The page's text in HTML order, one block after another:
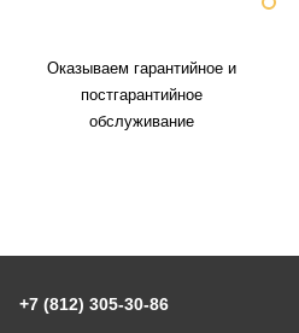
Оказываем гарантийное и
постгарантийное
обслуживание
+7 (812) 305-30-86